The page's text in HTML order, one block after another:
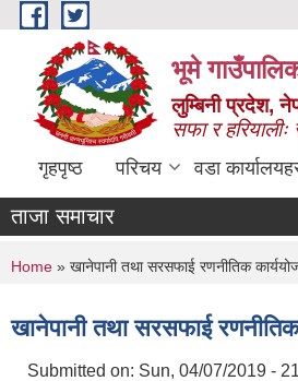
Skip to main content
भूमे
लुम्बिनी प्रदेश,
सफा र
गृहपृष्ठ परिचय वडा
ताजा समाचार
You are here
Home » खानेपानी तथा सरसफाई रणनीतिक
खानेपानी तथा सरसफाई रणनीतिक
Submitted on: Sun, 04/07/2019 -